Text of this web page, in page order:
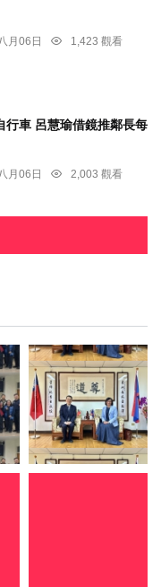
月06日
1,423 觀看
行車 呂慧瑜借鏡推鄰長每
月06日
2,003 觀看